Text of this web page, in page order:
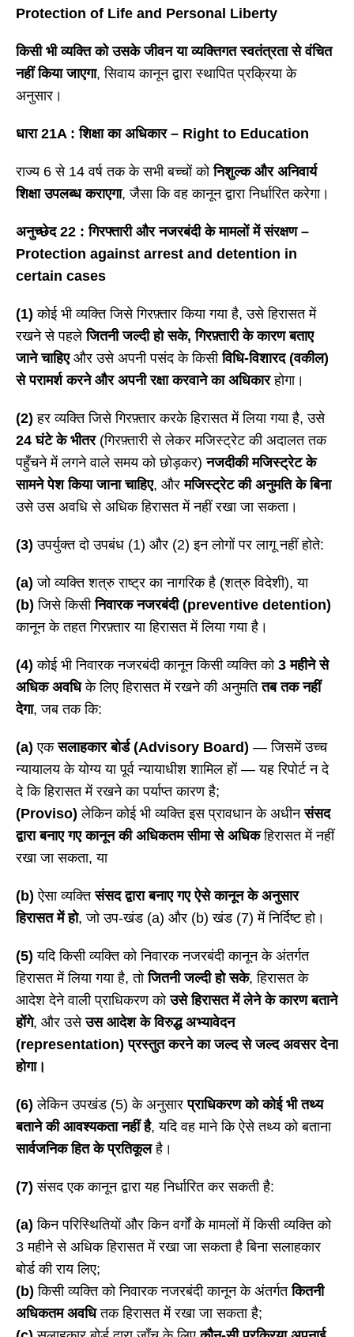
Protection of Life and Personal Liberty
किसी भी व्यक्ति को उसके जीवन या व्यक्तिगत स्वतंत्रता से वंचित
नहीं किया जाएगा, सिवाय कानून द्वारा स्थापित प्रक्रिया के
अनुसार।
धारा 21A : शिक्षा का अधिकार – Right to Education
राज्य 6 से 14 वर्ष तक के सभी बच्चों कोनिशुल्क और अनिवार्य
शिक्षा उपलब्ध कराएगा, जैसा कि वह कानून द्वारा निर्धारित करेगा।
अनुच्छेद 22 : गिरफ्तारी और नजरबंदी के मामलों में संरक्षण –
Protection against arrest and detention in
certain cases
(1) कोई भी व्यक्ति जिसे गिरफ़्तार किया गया है, उसे हिरासत में
रखने से पहलेजितनी जल्दी हो सके, गिरफ़्तारी के कारण बताए
जाने चाहिएऔर उसे अपनी पसंद के किसीविधि-विशारद (वकील)
से परामर्श करने और अपनी रक्षा करवाने का अधिकारहोगा।
(2) हर व्यक्ति जिसे गिरफ़्तार करके हिरासत में लिया गया है, उसे
24 घंटे के भीतर(गिरफ़्तारी से लेकर मजिस्ट्रेट की अदालत तक
पहुँचने में लगने वाले समय को छोड़कर)नजदीकी मजिस्ट्रेट के
सामने पेश किया जाना चाहिए, औरमजिस्ट्रेट की अनुमति के बिना
उसे उस अवधि से अधिक हिरासत में नहीं रखा जा सकता।
(3) उपर्युक्त दो उपबंध (1) और (2) इन लोगों पर लागू नहीं होते:
(a) जो व्यक्ति शत्रु राष्ट्र का नागरिक है (शत्रु विदेशी), या
(b) जिसे किसीनिवारक नजरबंदी (preventive detention)
कानून के तहत गिरफ़्तार या हिरासत में लिया गया है।
(4) कोई भी निवारक नजरबंदी कानून किसी व्यक्ति को 3 महीने से
अधिक अवधिके लिए हिरासत में रखने की अनुमतितब तक नहीं
देगा, जब तक कि:
(a) एकसलाहकार बोर्ड (Advisory Board) — जिसमें उच्च
न्यायालय के योग्य या पूर्व न्यायाधीश शामिल हों — यह रिपोर्ट न दे
दे कि हिरासत में रखने का पर्याप्त कारण है;
(Proviso) लेकिन कोई भी व्यक्ति इस प्रावधान के अधीनसंसद
द्वारा बनाए गए कानून की अधिकतम सीमा से अधिकहिरासत में नहीं
रखा जा सकता, या
(b) ऐसा व्यक्तिसंसद द्वारा बनाए गए ऐसे कानून के अनुसार
हिरासत में हो, जो उप-खंड (a) और (b) खंड (7) में निर्दिष्ट हो।
(5) यदि किसी व्यक्ति को निवारक नजरबंदी कानून के अंतर्गत
हिरासत में लिया गया है, तोजितनी जल्दी हो सके, हिरासत के
आदेश देने वाली प्राधिकरण कोउसे हिरासत में लेने के कारण बताने
होंगे, और उसेउस आदेश के विरुद्ध अभ्यावेदन
(representation) प्रस्तुत करने का जल्द से जल्द अवसर देना
होगा।
(6) लेकिन उपखंड (5) के अनुसारप्राधिकरण को कोई भी तथ्य
बताने की आवश्यकता नहीं है, यदि वह माने कि ऐसे तथ्य को बताना
सार्वजनिक हित के प्रतिकूलहै।
(7) संसद एक कानून द्वारा यह निर्धारित कर सकती है:
(a) किन परिस्थितियों और किन वर्गों के मामलों में किसी व्यक्ति को
3 महीने से अधिक हिरासत में रखा जा सकता है बिना सलाहकार
बोर्ड की राय लिए;
(b) किसी व्यक्ति को निवारक नजरबंदी कानून के अंतर्गतकितनी
अधिकतम अवधितक हिरासत में रखा जा सकता है;